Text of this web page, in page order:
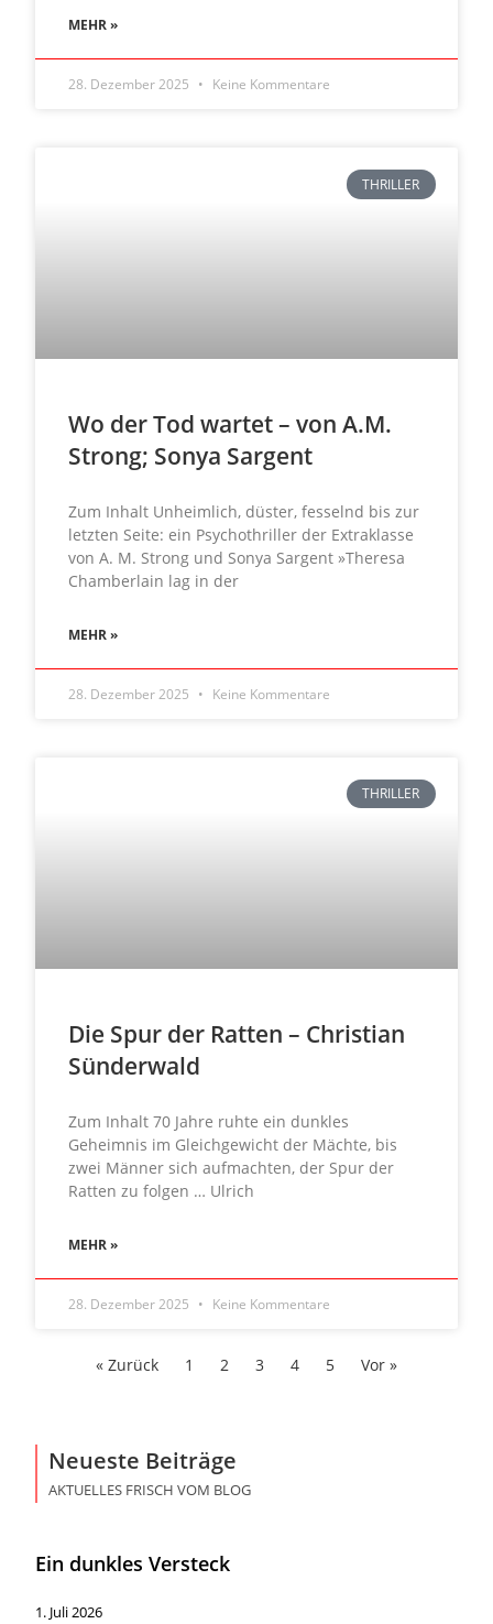
MEHR »
28. Dezember 2025 Keine Kommentare
THRILLER
Wo der Tod wartet – von A.M.
Strong; Sonya Sargent
Zum Inhalt Unheimlich, düster, fesselnd bis zur
letzten Seite: ein Psychothriller der Extraklasse
von A. M. Strong und Sonya Sargent »Theresa
Chamberlain lag in der
MEHR »
28. Dezember 2025 Keine Kommentare
THRILLER
Die Spur der Ratten – Christian
Sünderwald
Zum Inhalt 70 Jahre ruhte ein dunkles
Geheimnis im Gleichgewicht der Mächte, bis
zwei Männer sich aufmachten, der Spur der
Ratten zu folgen … Ulrich
MEHR »
28. Dezember 2025 Keine Kommentare
« Zurück 1 2 3 4 5 Vor »
Neueste Beiträge
AKTUELLES FRISCH VOM BLOG
Ein dunkles Versteck
1. Juli 2026